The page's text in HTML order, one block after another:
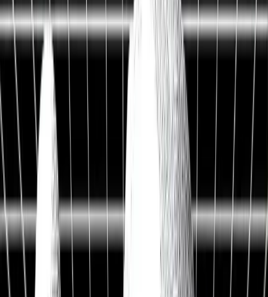
Live Workshop
TERMINAL + API
Sieh, was andere nicht sehen
Fair Value, KI-Analysen & Screener zu 20.000+ Aktien —
vertraut von BlackRock, Goldman Sachs & Anthropic.
100M+
Kennzahlen
50 J.
Historische Daten
<10ms
API-Latenz
Kostenlos Aktien analysieren